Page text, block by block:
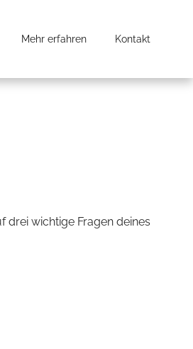
Mehr erfahren Kontakt
drei wichtige Fragen deines